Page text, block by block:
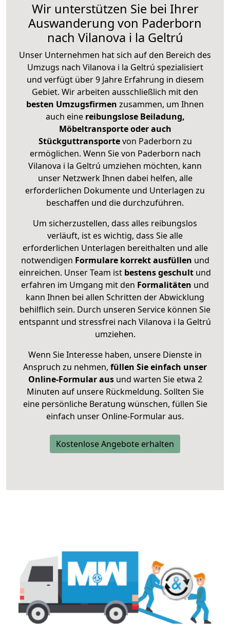
Wir unterstützen Sie bei Ihrer
Auswanderung von Paderborn
nach Vilanova i la Geltrú
Unser Unternehmen hat sich auf den Bereich des
Umzugs nach Vilanova i la Geltrú spezialisiert
und verfügt über 9 Jahre Erfahrung in diesem
Gebiet. Wir arbeiten ausschließlich mit den
besten Umzugsfirmen zusammen, um Ihnen
auch eine reibungslose Beiladung,
Möbeltransporte oder auch
Stückguttransportevon Paderborn zu
ermöglichen. Wenn Sie von Paderborn nach
Vilanova i la Geltrú umziehen möchten, kann
unser Netzwerk Ihnen dabei helfen, alle
erforderlichen Dokumente und Unterlagen zu
beschaffen und die durchzuführen.
Um sicherzustellen, dass alles reibungslos
verläuft, ist es wichtig, dass Sie alle
erforderlichen Unterlagen bereithalten und alle
notwendigen Formulare korrekt ausfüllen und
einreichen. Unser Team ist bestens geschult und
erfahren im Umgang mit den Formalitäten und
kann Ihnen bei allen Schritten der Abwicklung
behilflich sein. Durch unseren Service können Sie
entspannt und stressfrei nach Vilanova i la Geltrú
umziehen.
Wenn Sie Interesse haben, unsere Dienste in
Anspruch zu nehmen, füllen Sie einfach unser
Online-Formular ausund warten Sie etwa 2
Minuten auf unsere Rückmeldung. Sollten Sie
eine persönliche Beratung wünschen, füllen Sie
einfach unser Online-Formular aus.
Kostenlose Angebote erhalten